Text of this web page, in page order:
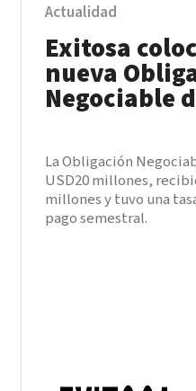
Actualidad
Exitosa
nueva
Negociable
La Obligación
USD20 millones,
millones y tuvo una
pago semestral.